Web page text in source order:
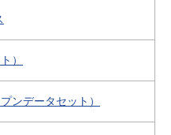
）
ンデータセット）